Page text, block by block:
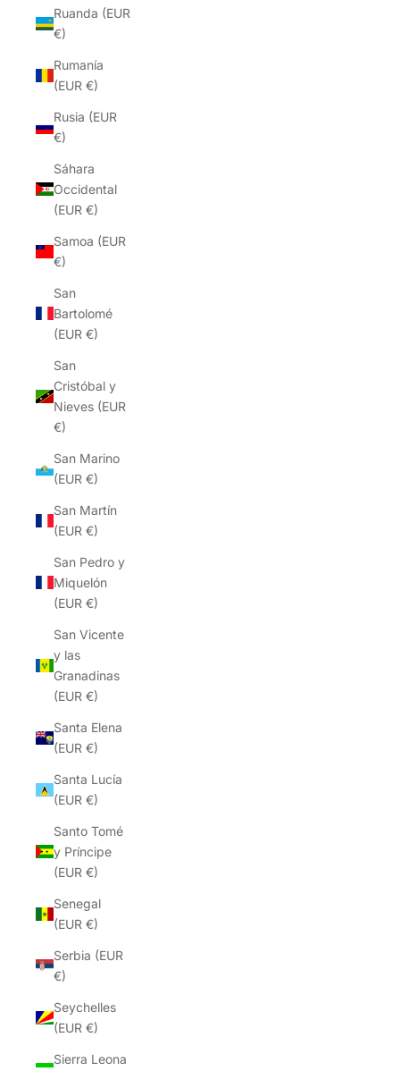
Ruanda (EUR
€)
Rumanía
(EUR €)
Rusia (EUR
€)
Sáhara
Occidental
(EUR €)
Samoa (EUR
€)
San
Bartolomé
(EUR €)
San
Cristóbal y
Nieves (EUR
€)
San Marino
(EUR €)
San Martín
(EUR €)
San Pedro y
Miquelón
(EUR €)
San Vicente
y las
Granadinas
(EUR €)
Santa Elena
(EUR €)
Santa Lucía
(EUR €)
Santo Tomé
y Príncipe
(EUR €)
Senegal
(EUR €)
Serbia (EUR
€)
Seychelles
(EUR €)
Sierra Leona